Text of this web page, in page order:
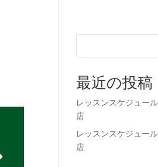
最近の投稿
レッスンスケジュー
店
レッスンスケジュー
店